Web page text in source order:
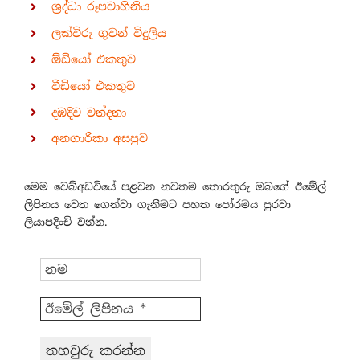
ශ්‍රද්ධා රූපවාහිනිය
ලක්විරු ගුවන් විදුලිය
ඕඩියෝ එකතුව
වීඩියෝ එකතුව
දඹදිව වන්දනා
අනගාරිකා අසපුව
මෙම වෙබ්අඩවියේ පළවන නවතම තොරතුරු ඔබගේ ඊමේල්
ලිපිනය වෙත ගෙන්වා ගැනීමට පහත පෝරමය පුරවා
ලියාපදිංචි වන්න.